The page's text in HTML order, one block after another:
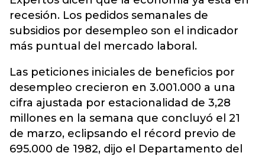
recesión. Los pedidos semanales de
subsidios por desempleo son el indicador
más puntual del mercado laboral.
Las peticiones iniciales de beneficios por
desempleo crecieron en 3.001.000 a una
cifra ajustada por estacionalidad de 3,28
millones en la semana que concluyó el 21
de marzo, eclipsando el récord previo de
695.000 de 1982, dijo el Departamento del